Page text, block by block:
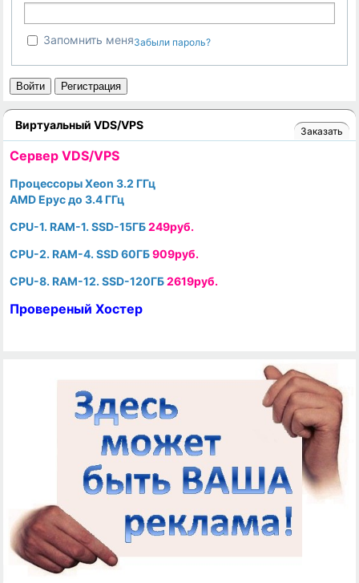
Запомнить меняЗабыли пароль?
Войти Регистрация
Виртуальный VDS/VPS Заказать
Cервер VDS/VPS
Процессоры Xeon 3.2 ГГц
AMD Epyc до 3.4 ГГц
CPU-1. RAM-1. SSD-15ГБ249руб.
CPU-2. RAM-4. SSD 60ГБ909руб.
CPU-8. RAM-12. SSD-120ГБ2619руб.
Провереный Хостер